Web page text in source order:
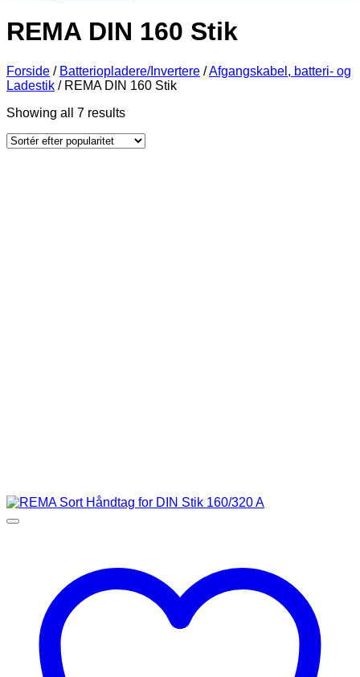
REMA DIN 160 Stik
Forside / Batteriopladere/Invertere /Afgangskabel, batteri- og
Ladestik /REMA DIN 160 Stik
Showing all 7 results